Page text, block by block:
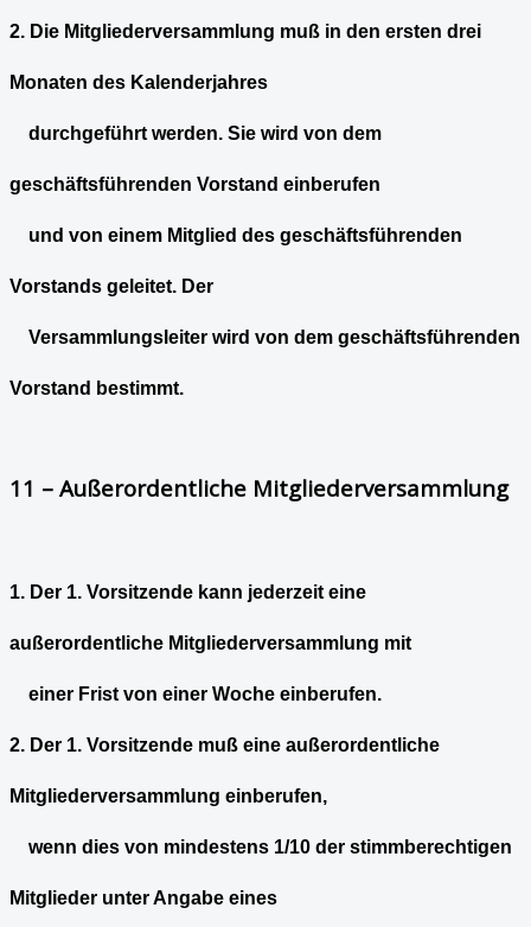
2. Die Mitgliederversammlung muß in den ersten drei
Monaten des Kalenderjahres
durchgeführt werden. Sie wird von dem
geschäftsführenden Vorstand einberufen
und von einem Mitglied des geschäftsführenden
Vorstands geleitet. Der
Versammlungsleiter wird von dem geschäftsführenden
Vorstand bestimmt.
11 – Außerordentliche Mitgliederversammlung
1. Der 1. Vorsitzende kann jederzeit eine
außerordentliche Mitgliederversammlung mit
einer Frist von einer Woche einberufen.
2. Der 1. Vorsitzende muß eine außerordentliche
Mitgliederversammlung einberufen,
wenn dies von mindestens 1/10 der stimmberechtigen
Mitglieder unter Angabe eines